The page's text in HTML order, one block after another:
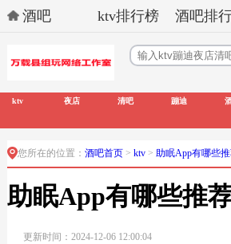
酒吧 ktv排行榜 酒吧排
ktv 夜店 清吧 蹦迪
您所在的位置： 酒吧首页> ktv > 助眠App有哪些
助眠App有哪些推
更新时间：2024-12-06 12:00:04